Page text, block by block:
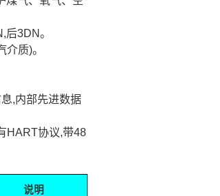
后3DN。
介质)。
,内部先进数据
HART协议,带48
说明